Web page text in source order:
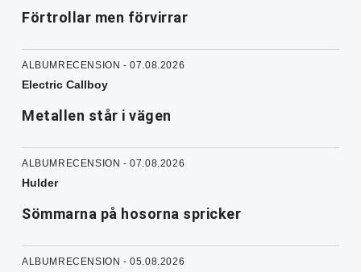
Förtrollar men förvirrar
ALBUMRECENSION - 07.08.2026
Electric Callboy
Metallen står i vägen
ALBUMRECENSION - 07.08.2026
Hulder
Sömmarna på hosorna spricker
ALBUMRECENSION - 05.08.2026